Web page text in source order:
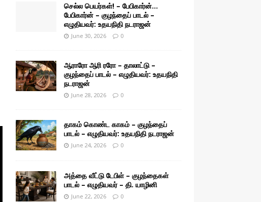
செல்ல பெயர்கள்! – பேபிகார்ன்…
பேபிகார்ன் – குழந்தைப் பாடல் –
எழுதியவர்: உதயநிதி நடராஜன்
June 30, 2026 0
ஆராரோ ஆரி ரரோ – தாலாட்டு –
குழந்தைப் பாடல் – எழுதியவர்: உதயநிதி
நடராஜன்
June 28, 2026 0
தாகம் கொண்ட காகம் – குழந்தைப்
பாடல் – எழுதியவர்: உதயநிதி நடராஜன்
June 24, 2026 0
அத்தை வீட்டு டேபிள் – குழந்தைகள்
பாடல் – எழுதியவர் – தி. யாழினி
June 22, 2026 0